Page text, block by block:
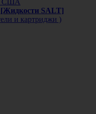
/ США
[Жидкости SALT]
и картриджи )